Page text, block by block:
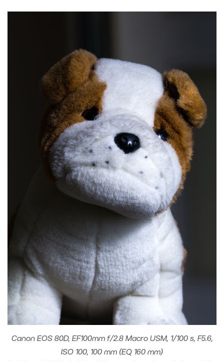
Canon EOS 80D, EF100mm f/2.8 Macro USM, 1/100 s, F5.6,
ISO 100, 100 mm (EQ 160 mm)